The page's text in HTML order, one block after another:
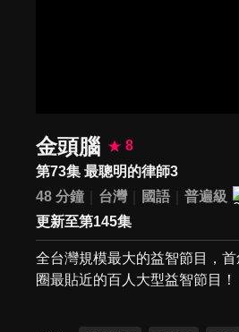
金頭腦
8
第73集 最聰明的律師3
48 分鐘
台灣 國語
普遍級
更新至第145集
全台灣規模最大的益智節目，
圈最貼近的百人大型益智節目！